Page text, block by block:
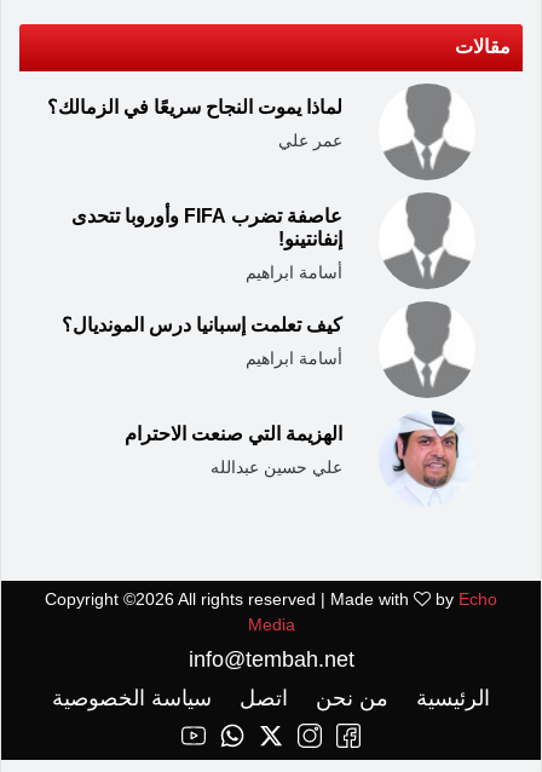
مقالات
لماذا يموت النجاح سريعًا في الزمالك؟
عمر علي
عاصفة تضرب FIFA وأوروبا تتحدى
إنفانتينو!
أسامة ابراهيم
كيف تعلمت إسبانيا درس المونديال؟
أسامة ابراهيم
الهزيمة التي صنعت الاحترام
علي حسين عبدالله
Copyright ©2026 All rights reserved | Made with by Echo
Media
info@tembah.net
الرئيسية
من نحن اتصل سياسة الخصوصية